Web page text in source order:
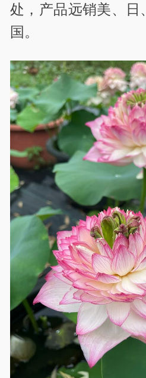
处，产品远销美、日
国。